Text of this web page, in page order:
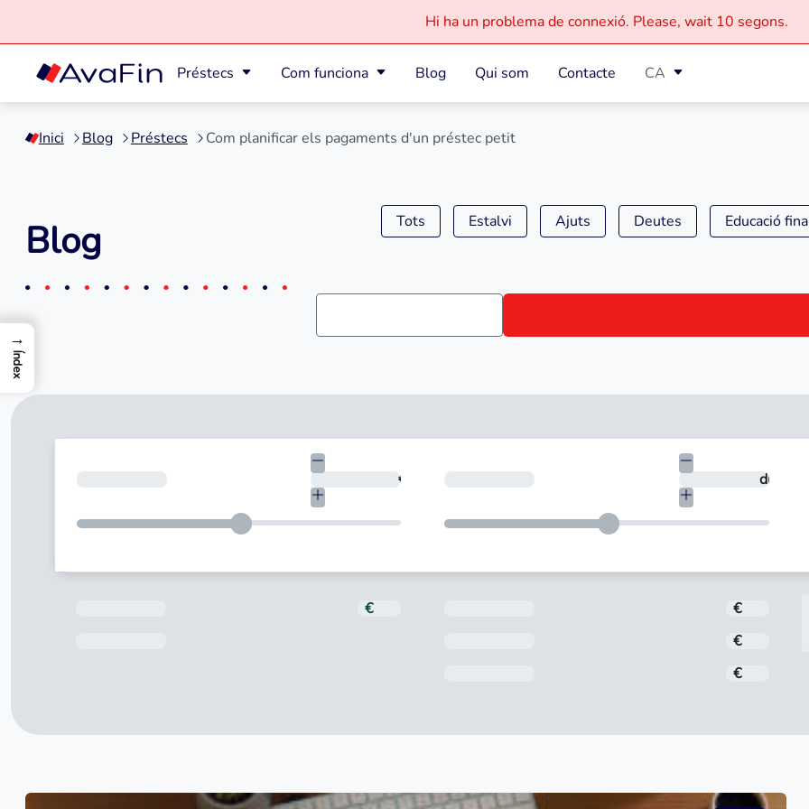
Saltar
contingut
Hi ha un problema de connexió. Please, wait 10 segons.
Préstecs Com funciona Blog Qui som Contacte CA
Inici Blog Préstecs Com planificar els pagaments d'un préstec petit
Blog Tots Estalvi Ajuts Deutes Educació
€ En quants dies vols tornar-ho? dies
€
€
€
€
→
Índex